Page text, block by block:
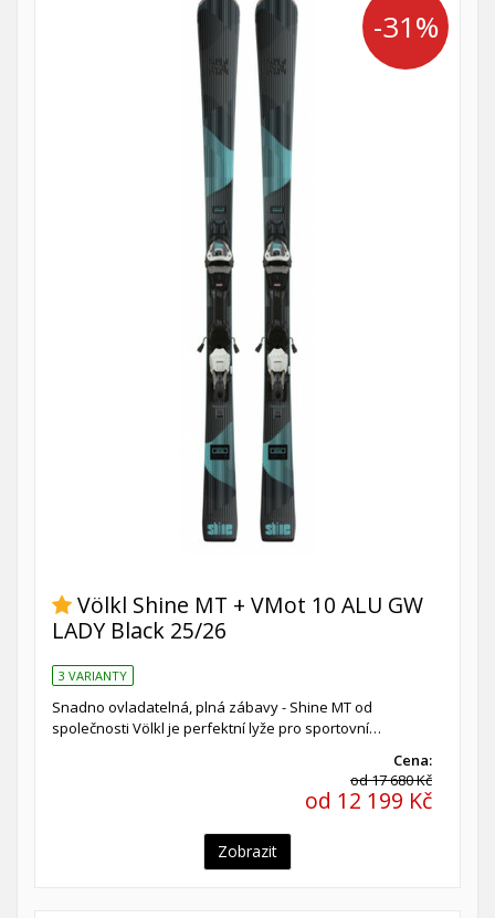
-31%
Völkl Shine MT + VMot 10 ALU GW
LADY Black 25/26
3 VARIANTY
Snadno ovladatelná, plná zábavy - Shine MT od
společnosti Völkl je perfektní lyže pro sportovní…
Cena:
od 17 680 Kč
od 12 199 Kč
Zobrazit